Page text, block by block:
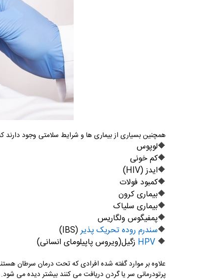
همچنین بسیاری از بیماری ها و شرایط سلامتی وجود دارند
🔶لوپوس
🔶کم خونی
🔶ایدز (HIV
)
🔶کمبود فولات
🔶بیماری کرون
🔶بیماری سلیاک
🔶پمفیگوس ولگاریس
🔶سندرم روده تحریک پذیر(
IBS
)
🔶
HPV زگیل(ویروس پاپیلومای انسانی)
علاوه بر موارد گفته شده افرادی که تحت درمان سرطان
پرتودرمانی سر یا گردن دریافت می کنند بیشتر دیده می شود.